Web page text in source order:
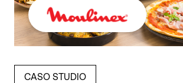
CASO STUDIO